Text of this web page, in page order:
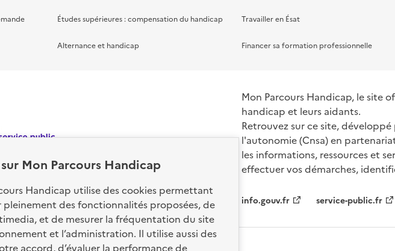
sur Mon Parcours Handicap
Handicap utilise des cookies permettant
des fonctionnalités proposées, de
et de mesurer la fréquentation du site
et l’administration. Il utilise aussi des
accord, d’évaluer la performance de
Études supérieures : compensation du handicap
Alternance et handicap
Travailler en Ésat
Financer sa formation professionnelle
Mon Parcours Handicap, le site
handicap et leurs aidants.
Retrouvez sur ce site,
l'autonomie (Cnsa) en
les informations, ressources et
effectuer vos démarches,
Nos sites
info.gouv.fr service-public.fr